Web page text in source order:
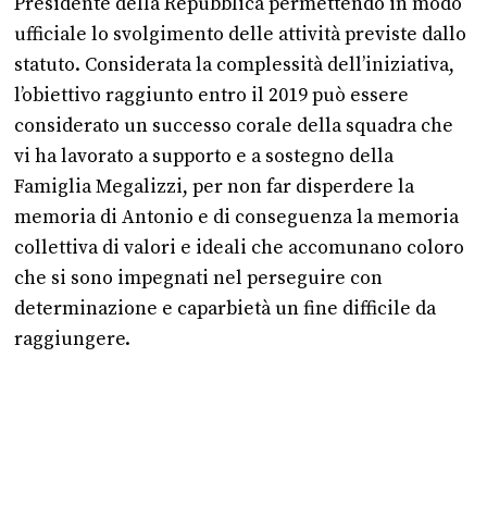
ufficiale lo svolgimento delle attività previste dallo
statuto. Considerata la complessità dell’iniziativa,
l’obiettivo raggiunto entro il 2019 può essere
considerato un successo corale della squadra che
vi ha lavorato a supporto e a sostegno della
Famiglia Megalizzi, per non far disperdere la
memoria di Antonio e di conseguenza la memoria
collettiva di valori e ideali che accomunano coloro
che si sono impegnati nel perseguire con
determinazione e caparbietà un fine difficile da
raggiungere.